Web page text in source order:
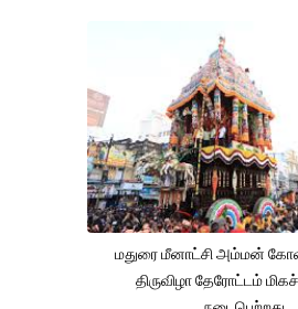
மதுரை மீனாட்சி அம்மன்
திருவிழா தேரோட்டம்